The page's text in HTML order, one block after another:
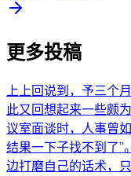
更多投稿
上上回说到，予三个
此又回想起来一些颇
议室面谈时，人事曾
结果一下子找不到了”
边打磨自己的话术，